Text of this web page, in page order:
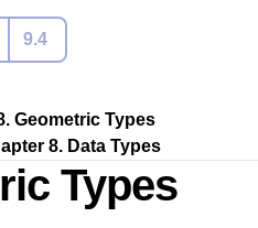
9.4
Geometric Types
8. Data Types
Types